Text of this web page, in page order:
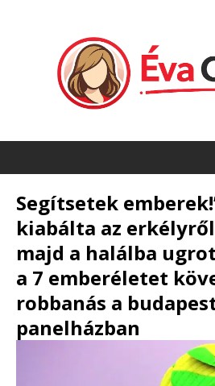
Segítsetek
kiabálta az
majd a halálba
a 7 emberéletet
robbanás a
panelházban